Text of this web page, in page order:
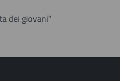
dei giovani"